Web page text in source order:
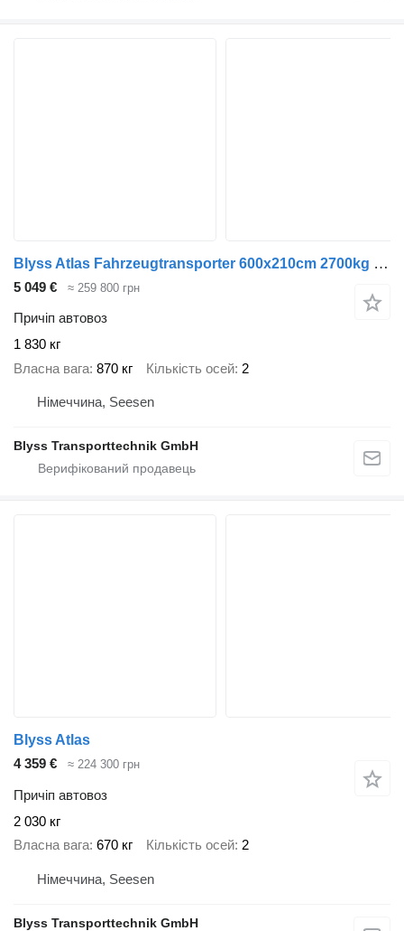
Blyss Atlas Fahrzeugtransporter 600x210cm 2700kg zGG
5 049 € ≈ 259 800 грн
Причіп автовоз
1 830 кг
Власна вага 870 кг Кількість осей 2
Німеччина, Seesen
Blyss Transporttechnik GmbH
Blyss Atlas
4 359 €
≈ 224 300 грн
Причіп автовоз
2 030 кг
Власна вага 670 кг Кількість осей 2
Німеччина, Seesen
Blyss Transporttechnik GmbH